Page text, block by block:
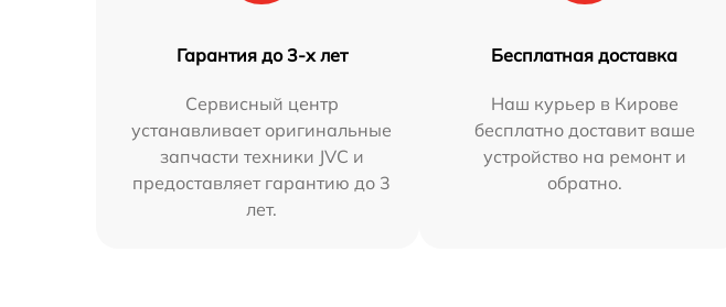
Гарантия до 3-х лет
Сервисный центр
устанавливает оригинальные
запчасти техники JVC и
предоставляет гарантию до 3
лет.
Бесплатная доставка
Наш курьер в Кирове
бесплатно доставит ваше
устройство на ремонт и
обратно.